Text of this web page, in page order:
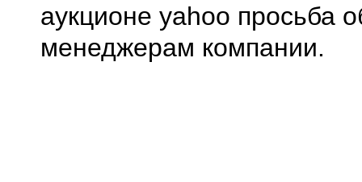
аукционе yahoo просьба
менеджерам компании.